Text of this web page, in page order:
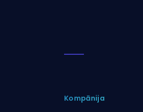
Kompānija